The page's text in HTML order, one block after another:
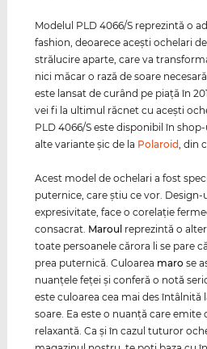
Modelul PLD 4066/S reprezintă o
fashion, deoarece aceşti ochelari
strălucire aparte, care va
nici măcar o rază de soare
este lansat de curând pe piaţă în
vei fi la ultimul răcnet cu aceşti
PLD 4066/S este disponibil în
alte variante şic de la Polaroid, din
Acest model de ochelari a fost
puternice, care ştiu ce vor.
expresivitate, face o corelaţie
consacrat. Maroul reprezintă o
toate persoanele cărora li se pare că
prea puternică. Culoarea maro se
nuanţele feţei şi conferă o notă
este culoarea cea mai des întâlnită
soare. Ea este o nuanţă care emite
relaxantă. Ca și în cazul tuturor